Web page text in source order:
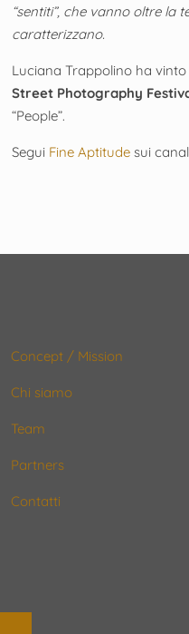
“sentiti”, che vanno oltre
caratterizzano.
Luciana Trappolino ha
Street Photography
“People”.
Segui Fine Aptitude sui
Concept / Mission
Chi siamo
Team
Partners
Contatti